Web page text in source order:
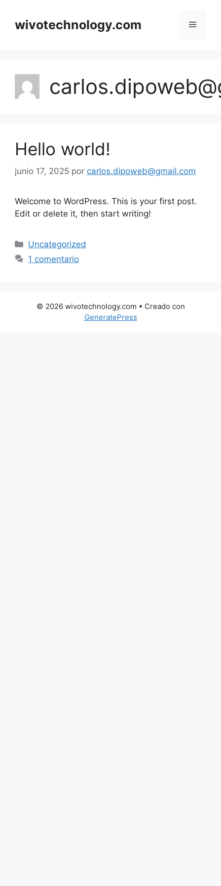
contenido
wivotechnology.com Menú
Hello world!
junio 17, 2025 por carlos.dipoweb@gmail.com
Welcome to WordPress. This is your first post.
Edit or delete it, then start writing!
Categorías
Uncategorized
1 comentario
© 2026 wivotechnology.com • Creado con
GeneratePress